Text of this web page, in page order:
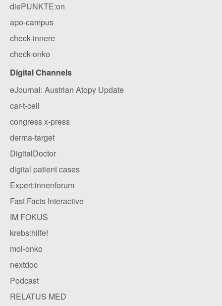
diePUNKTE:on
apo-campus
check-innere
check-onko
Digital Channels
eJournal: Austrian Atopy Update
car-t-cell
congress x-press
derma-target
DigitalDoctor
digital patient cases
Expert:innenforum
Fast Facts Interactive
IM FOKUS
krebs:hilfe!
mol-onko
nextdoc
Podcast
RELATUS MED